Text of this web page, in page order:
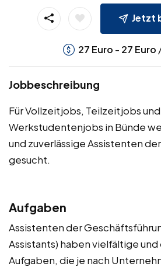
Jetzt
27 Euro - 27 Euro
Jobbeschreibung
Für Vollzeitjobs, Teilzeitjobs und
Werkstudentenjobs in Bünde
und zuverlässige Assistenten
gesucht.
Aufgaben
Assistenten der
Assistants) haben vielfältige
Aufgaben, die je nach